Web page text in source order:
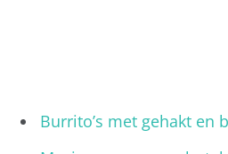
Burrito’s met gehakt en